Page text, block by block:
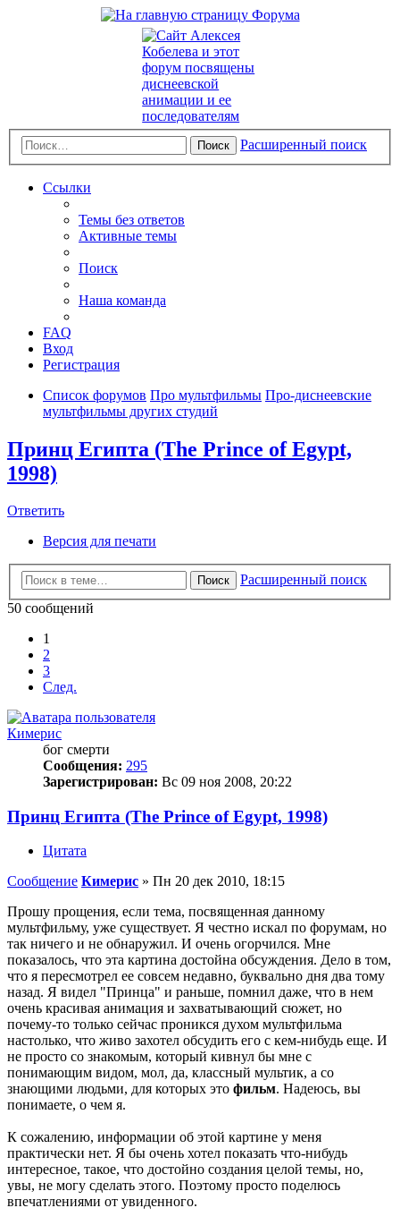
Поиск Расширенный поиск
Ссылки
Темы без ответов
Активные темы
Поиск
Наша команда
FAQ
Вход
Регистрация
Список форумов Про мультфильмы Про-диснеевские
мультфильмы других студий
Принц Египта (The Prince of Egypt,
1998)
Ответить
Версия для печати
Поиск
Расширенный поиск
50 сообщений
1
2
3
След.
Кимерис
бог смерти
Сообщения: 295
Зарегистрирован: Вс 09 ноя 2008, 20:22
Принц Египта (The Prince of Egypt, 1998)
Цитата
Сообщение Кимерис » Пн 20 дек 2010, 18:15
Прошу прощения, если тема, посвященная данному
мультфильму, уже существует. Я честно искал по форумам, но
так ничего и не обнаружил. И очень огорчился. Мне
показалось, что эта картина достойна обсуждения. Дело в том,
что я пересмотрел ее совсем недавно, буквально дня два тому
назад. Я видел "Принца" и раньше, помнил даже, что в нем
очень красивая анимация и захватывающий сюжет, но
почему-то только сейчас проникся духом мультфильма
настолько, что живо захотел обсудить его с кем-нибудь еще. И
не просто со знакомым, который кивнул бы мне с
понимающим видом, мол, да, классный мультик, а со
знающими людьми, для которых это фильм. Надеюсь, вы
понимаете, о чем я.
К сожалению, информации об этой картине у меня
практически нет. Я бы очень хотел показать что-нибудь
интересное, такое, что достойно создания целой темы, но,
увы, не могу сделать этого. Поэтому просто поделюсь
впечатлениями от увиденного.